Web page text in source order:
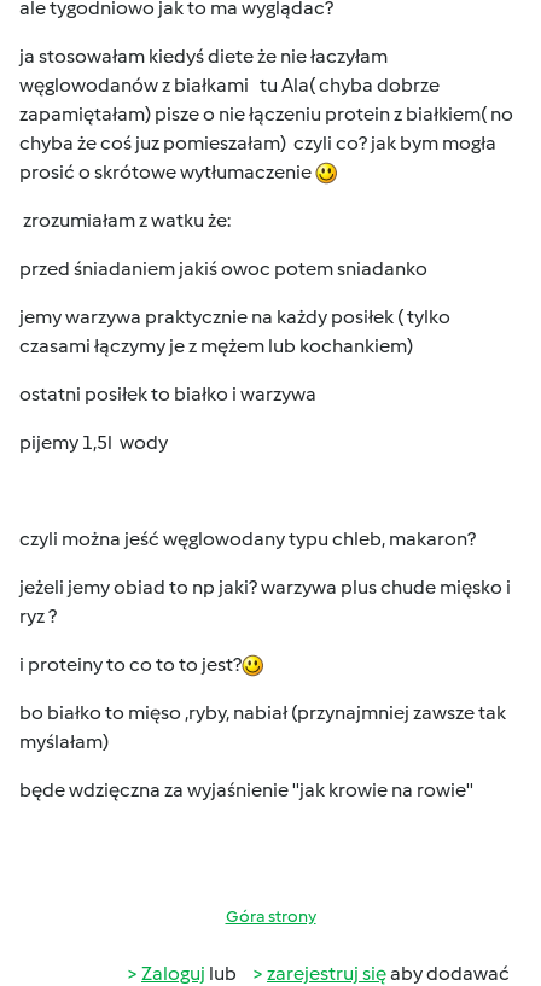
ale tygodniowo jak to ma wyglądac?
ja stosowałam kiedyś diete że nie łaczyłam
węglowodanów z białkami tu Ala( chyba dobrze
zapamiętałam) pisze o nie łączeniu protein z białkiem( no
chyba że coś juz pomieszałam) czyli co? jak bym mogła
prosić o skrótowe wytłumaczenie
zrozumiałam z watku że:
przed śniadaniem jakiś owoc potem sniadanko
jemy warzywa praktycznie na każdy posiłek ( tylko
czasami łączymy je z mężem lub kochankiem)
ostatni posiłek to białko i warzywa
pijemy 1,5l wody
czyli można jeść węglowodany typu chleb, makaron?
jeżeli jemy obiad to np jaki? warzywa plus chude mięsko i
ryz ?
i proteiny to co to to jest?
bo białko to mięso ,ryby, nabiał (przynajmniej zawsze tak
myślałam)
będe wdzięczna za wyjaśnienie ''jak krowie na rowie''
Góra strony
Zaloguj lub zarejestruj sięaby dodawać